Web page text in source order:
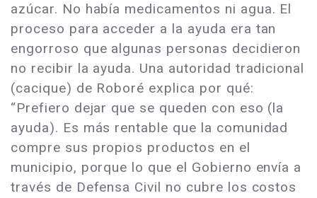
azúcar. No había medicamentos ni agua. El
proceso para acceder a la ayuda era tan
engorroso que algunas personas decidieron
no recibir la ayuda. Una autoridad tradicional
(cacique) de Roboré explica por qué:
“Prefiero dejar que se queden con eso (la
ayuda). Es más rentable que la comunidad
compre sus propios productos en el
municipio, porque lo que el Gobierno envía a
través de Defensa Civil no cubre los costos